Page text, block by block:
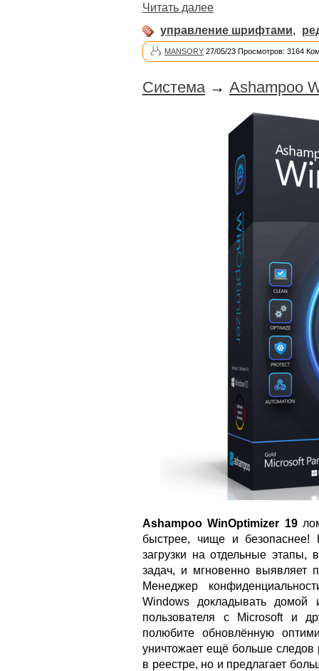
Читать далее
управление шрифтами,
MANSORY 27/05/23 Просмотров: 3164
Система → Ashampoo
Ashampoo WinOptimizer 19
быстрее, чище и безопаснее!
загрузки на отдельные этапы,
задач, и мгновенно выявляет
Менеджер
Windows докладывать домой
пользователя с Microsoft и
полюбите обновлённую
уничтожает ещё больше следов
в реестре, но и предлагает